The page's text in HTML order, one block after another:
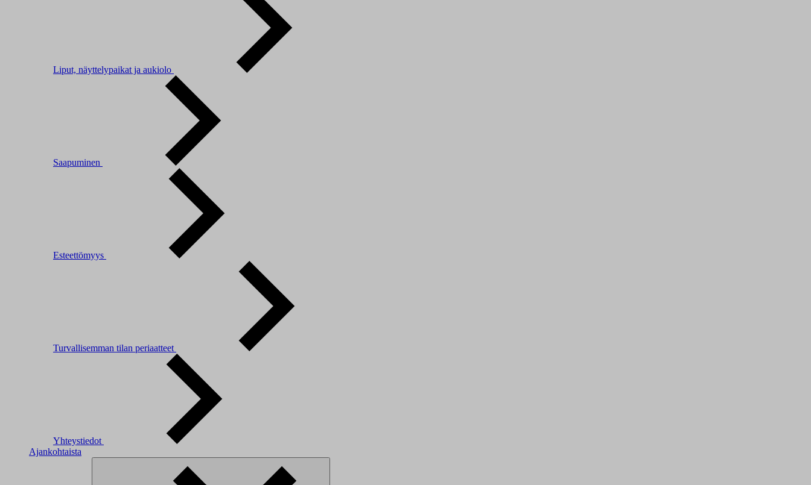
Liput, näyttelypaikat ja aukiolo
Saapuminen
Esteettömyys
Turvallisemman tilan periaatteet
Yhteystiedot
Ajankohtaista